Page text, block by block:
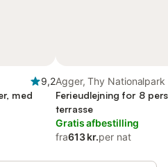
9,2
med
Agger, Thy Nationalpark
Ferieudlejning for 8
terrasse
Gratis afbestilling
fra613 kr.per nat